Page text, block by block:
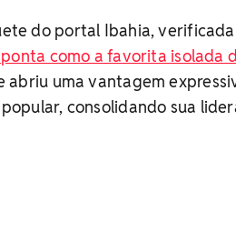
do portal Ibahia,
como a favorita isolada
uma vantagem
consolidando sua